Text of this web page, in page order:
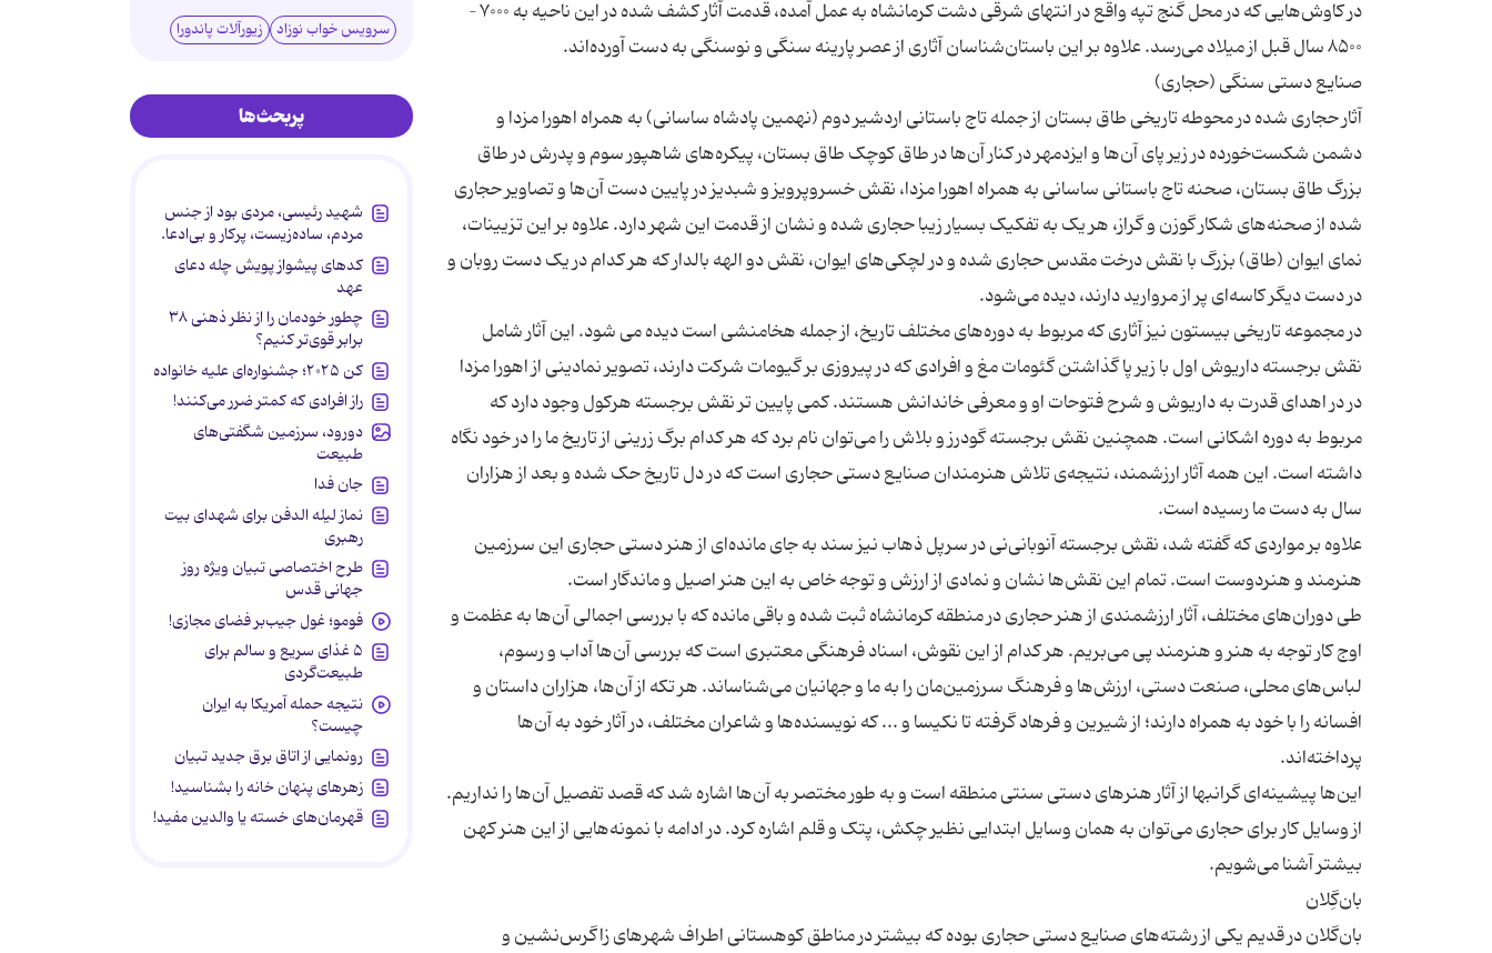
در کاوش‌هایی که در محل گنج تپه واقع در انتهای شرقی دشت کرمانشاه به عمل آمده، قدمت آثار کشف شده در این ناحیه به ۷۰۰۰ –
آثار حجاری شده در محوطه تاریخی طاق بستان از جمله تاج باستانی اردشیر دوم (نهمین پادشاه ساسانی) به همراه اهورا مزدا و
دشمن شکست‌خورده در زیر پای آن‌ها و ایزدمهر در کنار آن‌ها در طاق کوچک طاق بستان، پیکره‌های شاهپور سوم و پدرش در طاق
بزرگ طاق بستان، صحنه تاج باستانی ساسانی به همراه اهورا مزدا، نقش خسروپرویز و شبدیز در پایین دست آن‌ها و تصاویر حجاری
شده از صحنه‌های شکار گوزن و گراز، هر یک به تفکیک بسیار زیبا حجاری شده و نشان از قدمت این شهر دارد. علاوه بر این تزیینات،
نمای ایوان (طاق) بزرگ با نقش درخت مقدس حجاری شده و در لچکی‌های ایوان، نقش دو الهه بالدار که هر کدام در یک دست روبان و
در مجموعه تاریخی بیستون نیز آثاری که مربوط به دوره‌های مختلف تاریخ، از جمله هخامنشی است دیده می شود. این آثار شامل
نقش برجسته داریوش اول با زیر پا گذاشتن گئومات مغ و افرادی که در پیروزی بر گیومات شرکت دارند، تصویر نمادینی از اهورا مزدا
در در اهدای قدرت به داریوش و شرح فتوحات او و معرفی خاندانش هستند. کمی پایین تر نقش برجسته هرکول وجود دارد که
مربوط به دوره اشکانی است. همچنین نقش برجسته گودرز و بلاش را می‌توان نام برد که هر کدام برگ زرینی از تاریخ ما را در خود نگاه
داشته است. این همه آثار ارزشمند، نتیجه‌ی تلاش هنرمندان صنایع دستی حجاری است که در دل تاریخ حک شده و بعد از هزاران
علاوه بر مواردی که گفته شد، نقش برجسته آنوبانی‌نی در سرپل ذهاب نیز سند به جای مانده‌ای از هنر دستی حجاری این سرزمین
طی دوران‌های مختلف، آثار ارزشمندی از هنر حجاری در منطقه کرمانشاه ثبت شده و باقی مانده که با بررسی اجمالی آن‌ها به عظمت و
اوج کار توجه به هنر و هنرمند پی می‌بریم. هر کدام از این نقوش، اسناد فرهنگی معتبری است که بررسی آن‌ها آداب و رسوم،
لباس‌های محلی، صنعت دستی، ارزش‌ها و فرهنگ سرزمین‌مان را به ما و جهانیان می‌شناساند. هر تکه از آن‌ها، هزاران داستان و
افسانه را با خود به همراه دارند؛ از شیرین و فرهاد گرفته تا نکیسا و ... که نویسنده‌ها و شاعران مختلف، در آثار خود به آن‌ها
این‌ها پیشینه‌ای گرانبها از آثار هنرهای دستی سنتی منطقه است و به طور مختصر به آن‌ها اشاره شد که قصد تفصیل آن‌ها را نداریم.
از وسایل کار برای حجاری می‌توان به همان وسایل ابتدایی نظیر چکش، پتک و قلم اشاره کرد. در ادامه با نمونه‌هایی از این هنر کهن
بان‌گلان در قدیم یکی از رشته‌های صنایع دستی حجاری بوده که بیشتر در مناطق کوهستانی اطراف شهرها‌ی زاگرس‌نشین و
سرویس خواب نوزاد زیورآلات پاندورا
پربحث‌ها
شهید رئیسی، مردی بود از جنس
مردم، ساده‌زیست، پرکار و بی‌ادعا.
کدهای پیشواز پویش چله دعای
عهد
چطور خودمان را از نظر ذهنی ۳۸
برابر قوی‌تر کنیم؟
کن ۲۰۲۵؛ جشنواره‌ای علیه خانواده
راز افرادی که کمتر ضرر می‌کنند!
دورود، سرزمین شگفتی‌های
طبیعت
جان فدا
نماز لیله الدفن برای شهدای بیت
رهبری
طرح اختصاصی تبیان ویژه روز
جهانی قدس
فومو؛ غول جیب‌بر فضای مجازی!
۵ غذای سریع و سالم برای
طبیعت‌گردی
نتیجه حمله آمریکا به ایران
چیست؟
رونمایی از اتاق برق جدید تبیان
زهرهای پنهان خانه را بشناسید!
قهرمان‌های خسته یا والدین مفید!